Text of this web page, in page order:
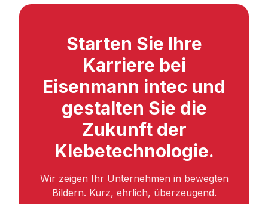
Starten Sie Ihre
Karriere bei
Eisenmann intec und
gestalten Sie die
Zukunft der
Klebetechnologie.
Wir zeigen Ihr Unternehmen in bewegten
Bildern. Kurz, ehrlich, überzeugend.